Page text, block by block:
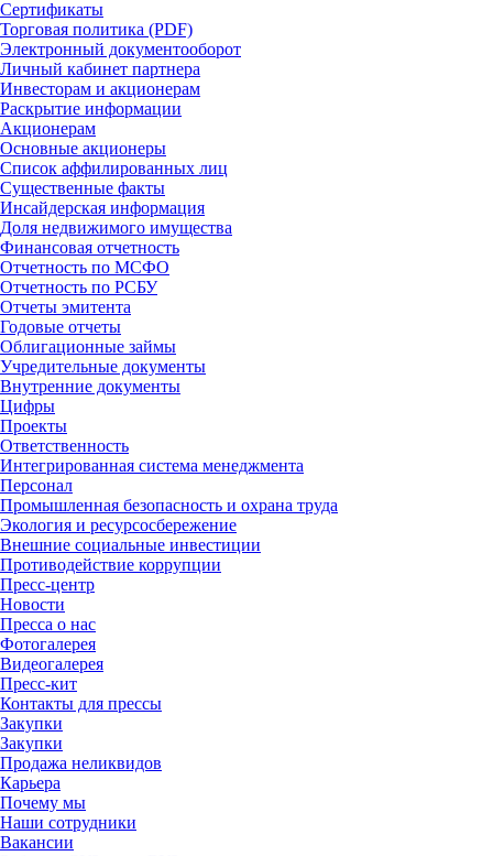
Сертификаты
Торговая политика (PDF)
Электронный документооборот
Личный кабинет партнера
Инвесторам и акционерам
Раскрытие информации
Акционерам
Основные акционеры
Список аффилированных лиц
Существенные факты
Инсайдерская информация
Доля недвижимого имущества
Финансовая отчетность
Отчетность по МСФО
Отчетность по РСБУ
Отчеты эмитента
Годовые отчеты
Облигационные займы
Учредительные документы
Внутренние документы
Цифры
Проекты
Ответственность
Интегрированная система менеджмента
Персонал
Промышленная безопасность и охрана труда
Экология и ресурсосбережение
Внешние социальные инвестиции
Противодействие коррупции
Пресс-центр
Новости
Пресса о нас
Фотогалерея
Видеогалерея
Пресс-кит
Контакты для прессы
Закупки
Закупки
Продажа неликвидов
Карьера
Почему мы
Наши сотрудники
Вакансии